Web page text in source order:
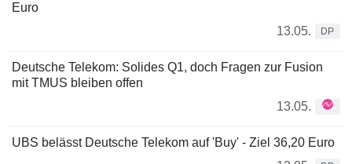
Euro
13.05.
DP
Deutsche Telekom: Solides Q1, doch Fragen zur Fusion
mit TMUS bleiben offen
13.05.
UBS belässt Deutsche Telekom auf 'Buy' - Ziel 36,20 Euro